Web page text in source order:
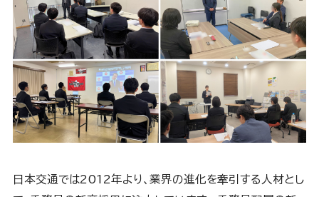
日本交通では2012年より、業界の進化を牽引する人材とし